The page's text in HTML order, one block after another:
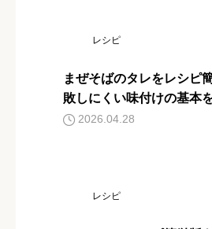
レシピ
まぜそばのタレをレシピ
敗しにくい味付けの基本
2026.04.28
レシピ